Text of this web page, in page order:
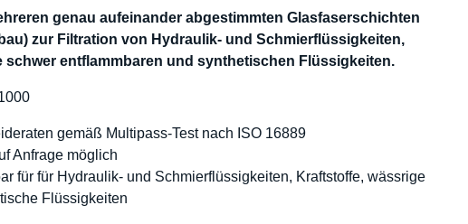
genau aufeinander abgestimmten Glasfaserschichten
zur Filtration von Hydraulik- und Schmierflüssigkeiten,
schwer entflammbaren und synthetischen Flüssigkeiten.
gemäß Multipass-Test nach ISO 16889
Anfrage möglich
für für Hydraulik- und Schmierflüssigkeiten, Kraftstoffe, wässrige
Flüssigkeiten